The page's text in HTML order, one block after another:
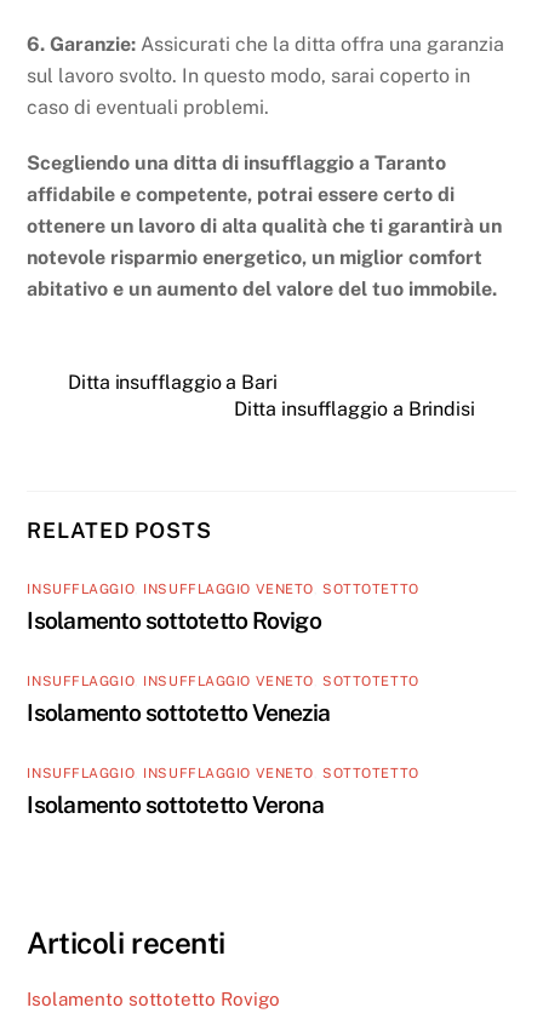
6. Garanzie: Assicurati che la ditta offra una garanzia
sul lavoro svolto. In questo modo, sarai coperto in
caso di eventuali problemi.
Scegliendo una ditta di insufflaggio a Taranto
affidabile e competente, potrai essere certo di
ottenere un lavoro di alta qualità che ti garantirà un
notevole risparmio energetico, un miglior comfort
abitativo e un aumento del valore del tuo immobile.
Ditta insufflaggio a Bari
Ditta insufflaggio a Brindisi
RELATED POSTS
INSUFFLAGGIO INSUFFLAGGIO VENETO ,SOTTOTETTO
Isolamento sottotetto Rovigo
INSUFFLAGGIO INSUFFLAGGIO VENETO ,SOTTOTETTO
Isolamento sottotetto Venezia
INSUFFLAGGIO INSUFFLAGGIO VENETO ,SOTTOTETTO
Isolamento sottotetto Verona
Articoli recenti
Isolamento sottotetto Rovigo